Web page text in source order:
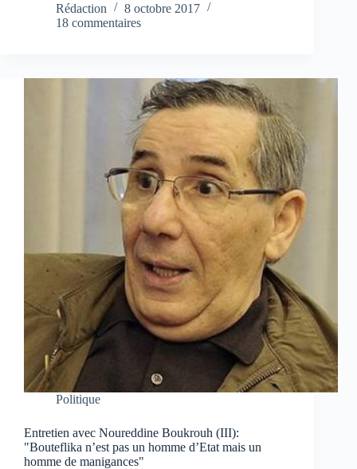
Rédaction
8 octobre 2017
18 commentaires
Politique
Entretien avec Noureddine Boukrouh (III):
"Bouteflika n’est pas un homme d’Etat mais un
homme de manigances"